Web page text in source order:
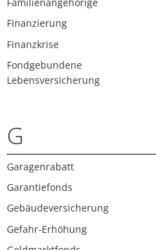
Finanzierung
Finanzkrise
Fondgebundene
Lebensversicherung
G
Garagenrabatt
Garantiefonds
Gebäudeversicherung
Gefahr-Erhöhung